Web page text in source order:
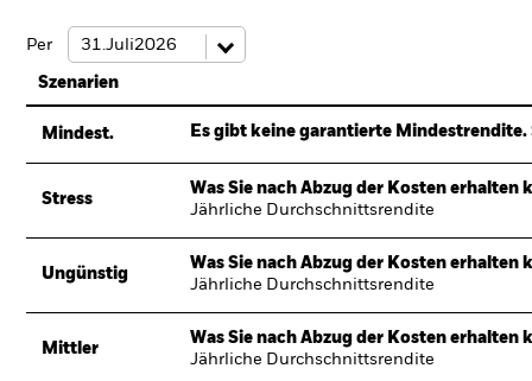
Per
Szenarien
Mindest. Es gibt keine garantierte
Stress
Was Sie nach Abzug der Kosten erhalten
Jährliche Durchschnittsrendite
Ungünstig
Was Sie nach Abzug der Kosten erhalten
Jährliche Durchschnittsrendite
Mittler
Was Sie nach Abzug der Kosten erhalten
Jährliche Durchschnittsrendite